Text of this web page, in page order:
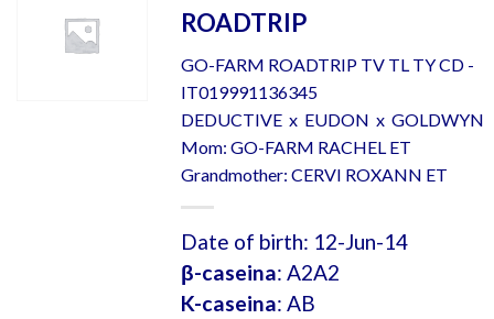
ROADTRIP
GO-FARM ROADTRIP TV TL TY CD -
IT019991136345
DEDUCTIVE x EUDON x GOLDWYN
Mom: GO-FARM RACHEL ET
Grandmother: CERVI ROXANN ET
Date of birth: 12-Jun-14
β-caseina: A2A2
K-caseina: AB